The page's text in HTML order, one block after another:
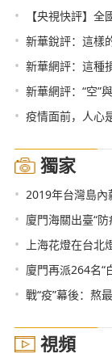
• 【央視快評】
• 新華銳評：這樣
• 新華網評：這種
• 新華網評：“空”
• 疫情面前，人心
獨家
• 2019年台灣島
• 廈門海關出臺“
• 上海花燈在台北
• 廈門再派264名“
• 戰“疫”幕後：熬
視頻